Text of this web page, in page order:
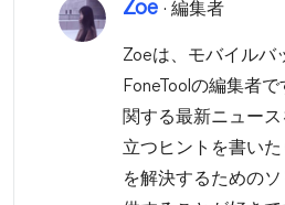
Zoe· 編集者
Zoeは、モバイルバ
FoneToolの編集者
関する最新ニュー
立つヒントを書い
を解決するための